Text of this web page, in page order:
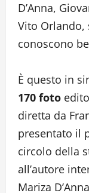
D’Anna,
Vito Orlando,
conoscono
È questo in
170 foto
diretta da
presentato il
circolo della
all’autore
Mariza